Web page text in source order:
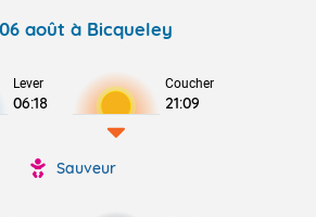
août à Bicqueley
Lever
06:18
Coucher
21:09
Sauveur